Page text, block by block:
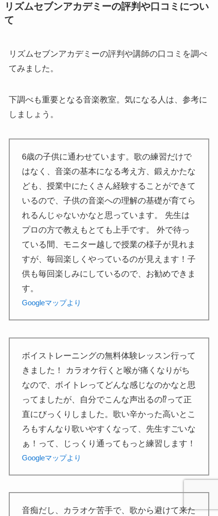
リズムセブンアカデミーの評判や口コミについ
て
リズムセブンアカデミーの評判や講師の口コミを調べ
てみました。
下調べも重要となる音楽教室。気になる人は、参考に
しましょう。
6歳の子供に通わせています。歌の練習だけで
はなく、音楽の基本になる考え方、鍛えかたな
ども、授業中にたくさん経験することができて
いるので、子供の音楽への理解の基礎が育てら
れるんじゃないかなと思っています。 先生は
プロの方で教えもとても上手です。 外で待っ
ている間、モニター越しで授業の様子が見れま
すが、毎回楽しくやっているのが見えます！子
供も毎回楽しみにしているので、お勧めできま
す。
Googleマップより
ボイストレーニングの無料体験レッスン行って
きました！ カラオケ行くと喉が痛くなりがち
なので、ボイトレってどんな感じなのかなと思
ってましたが、自分でこんな声出るの⁉︎って正
直にびっくりしました。歌い辛かった高いとこ
ろもすんなり歌いやすくなって、先生すごいな
ぁ！って、じっくり通ってもっと練習します！
Googleマップより
音痴だし、カラオケ苦手で、歌から避けて来た